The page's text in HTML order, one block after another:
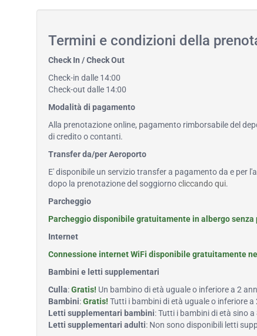
Termini e condizioni della
Check In / Check Out
Check-in dalle 14:00
Check-out dalle 14:00
Modalità di pagamento
Alla prenotazione online, pagamento rimborsabile del
di credito o contanti.
Transfer da/per Aeroporto
E' disponibile un servizio transfer a pagamento da e per
dopo la prenotazione del soggiornocliccando qui.
Parcheggio
Parcheggio disponibile gratuitamente in albergo senza
Internet
Connessione internet WiFi disponibile gratuitamente
Bambini e letti supplementari
Culla:Gratis! Un bambino di età uguale o inferiore a 2
Bambini:Gratis! Tutti i bambini di età uguale o inferiore
Letti supplementari bambini: Tutti i bambini di età sino
Letti supplementari adulti: Non sono disponibili letti